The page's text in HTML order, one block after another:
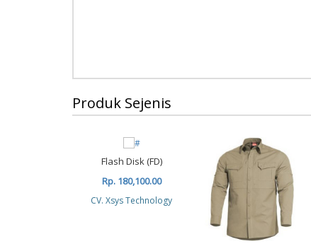
Produk Sejenis
Flash Disk (FD)
Rp. 180,100.00
CV. Xsys Technology